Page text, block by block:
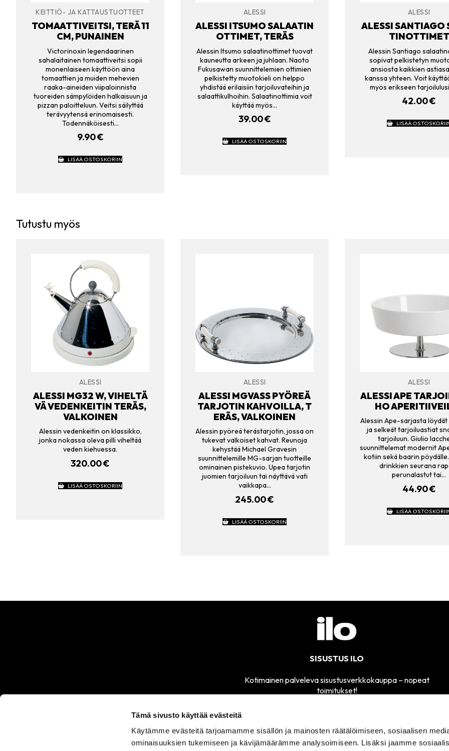
Tämä sivusto käyttää evästeitä
Käytämme evästeitä tarjoamamme sisällön ja mainosten räätälöimiseen, sosiaalisen
ominaisuuksien tukemiseen ja kävijämäärämme analysoimiseen. Lisäksi jaamme
KEITTIÖ- JA KATTAUSTUOTTEET
TOMAATTIVEITSI, TERÄ 11
CM, PUNAINEN
Victorinoxin legendaarinen
sahalaitainen tomaattiveitsi sopii
monenlaiseen käyttöön aina
tomaattien ja muiden mehevien
raaka-aineiden viipaloinnista
tuoreiden sämpylöiden halkaisuun ja
pizzan paloitteluun. Veitsi säilyttää
terävyytensä erinomaisesti.
Todennäköisesti…
9.90€
LISÄÄ OSTOSKORIIN
ALESSI
ALESSI ITSUMO SALAATIN
OTTIMET, TERÄS
Alessin Itsumo salaatinottimet tuovat
kauneutta arkeen ja juhlaan. Naoto
Fukusawan suunnittelemien ottimien
pelkistetty muotokieli on helppo
yhdistää erilaisiin tarjoiluvateihin ja
salaattikulhoihin. Salaatinottimia voit
käyttää myös…
39.00€
LISÄÄ OSTOSKORIIN
ALESSI
ALESSI SANTIAGO
TINOTTIMET
Alessin Santiago
sopivat pelkistetyn
ansiosta kaikkien
kanssa yhteen. Voit
myös erikseen
42.00€
LISÄÄ
Tutustu myös
ALESSI
ALESSI MG32 W, VIHELTÄ
VÄ VEDENKEITIN TERÄS,
VALKOINEN
Alessin vedenkeitin on klassikko,
jonka nokassa oleva pilli viheltää
veden kiehuessa.
320.00€
LISÄÄ OSTOSKORIIN
ALESSI
ALESSI MGVASS PYÖREÄ
TARJOTIN KAHVOILLA, T
ERÄS, VALKOINEN
Alessin pyöreä terästarjotin, jossa on
tukevat valkoiset kahvat. Reunoja
kehystää Michael Gravesin
suunnittelemille MG-sarjan tuotteille
ominainen pistekuvio. Upea tarjotin
juomien tarjoiluun tai näyttävä vati
vaikkapa…
245.00€
LISÄÄ OSTOSKORIIN
ALESSI
ALESSI APE
HO
Alessin Ape-sarjasta löydät
ja selkeät tarjoiluastiat
tarjoiluun. Giulio
suunnittelemat modernit
kotiin sekä baarin
drinkkien seurana
perunalastut tai…
44.90€
LISÄÄ
SISUSTUS ILO
Kotimainen palveleva sisustusverkkokauppa – nopeat
toimitukset!
ASIAKASPALVELU
MYYMÄLÄMME
SÄHKÖPOSTI